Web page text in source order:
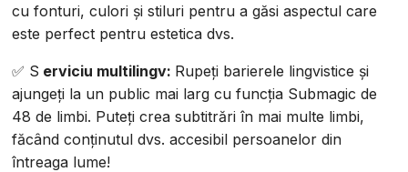
cu fonturi, culori și stiluri pentru a găsi aspectul care
este perfect pentru estetica dvs.
✅ S erviciu multilingv: Rupeți barierele lingvistice și
ajungeți la un public mai larg cu funcția Submagic de
48 de limbi. Puteți crea subtitrări în mai multe limbi,
făcând conținutul dvs. accesibil persoanelor din
întreaga lume!